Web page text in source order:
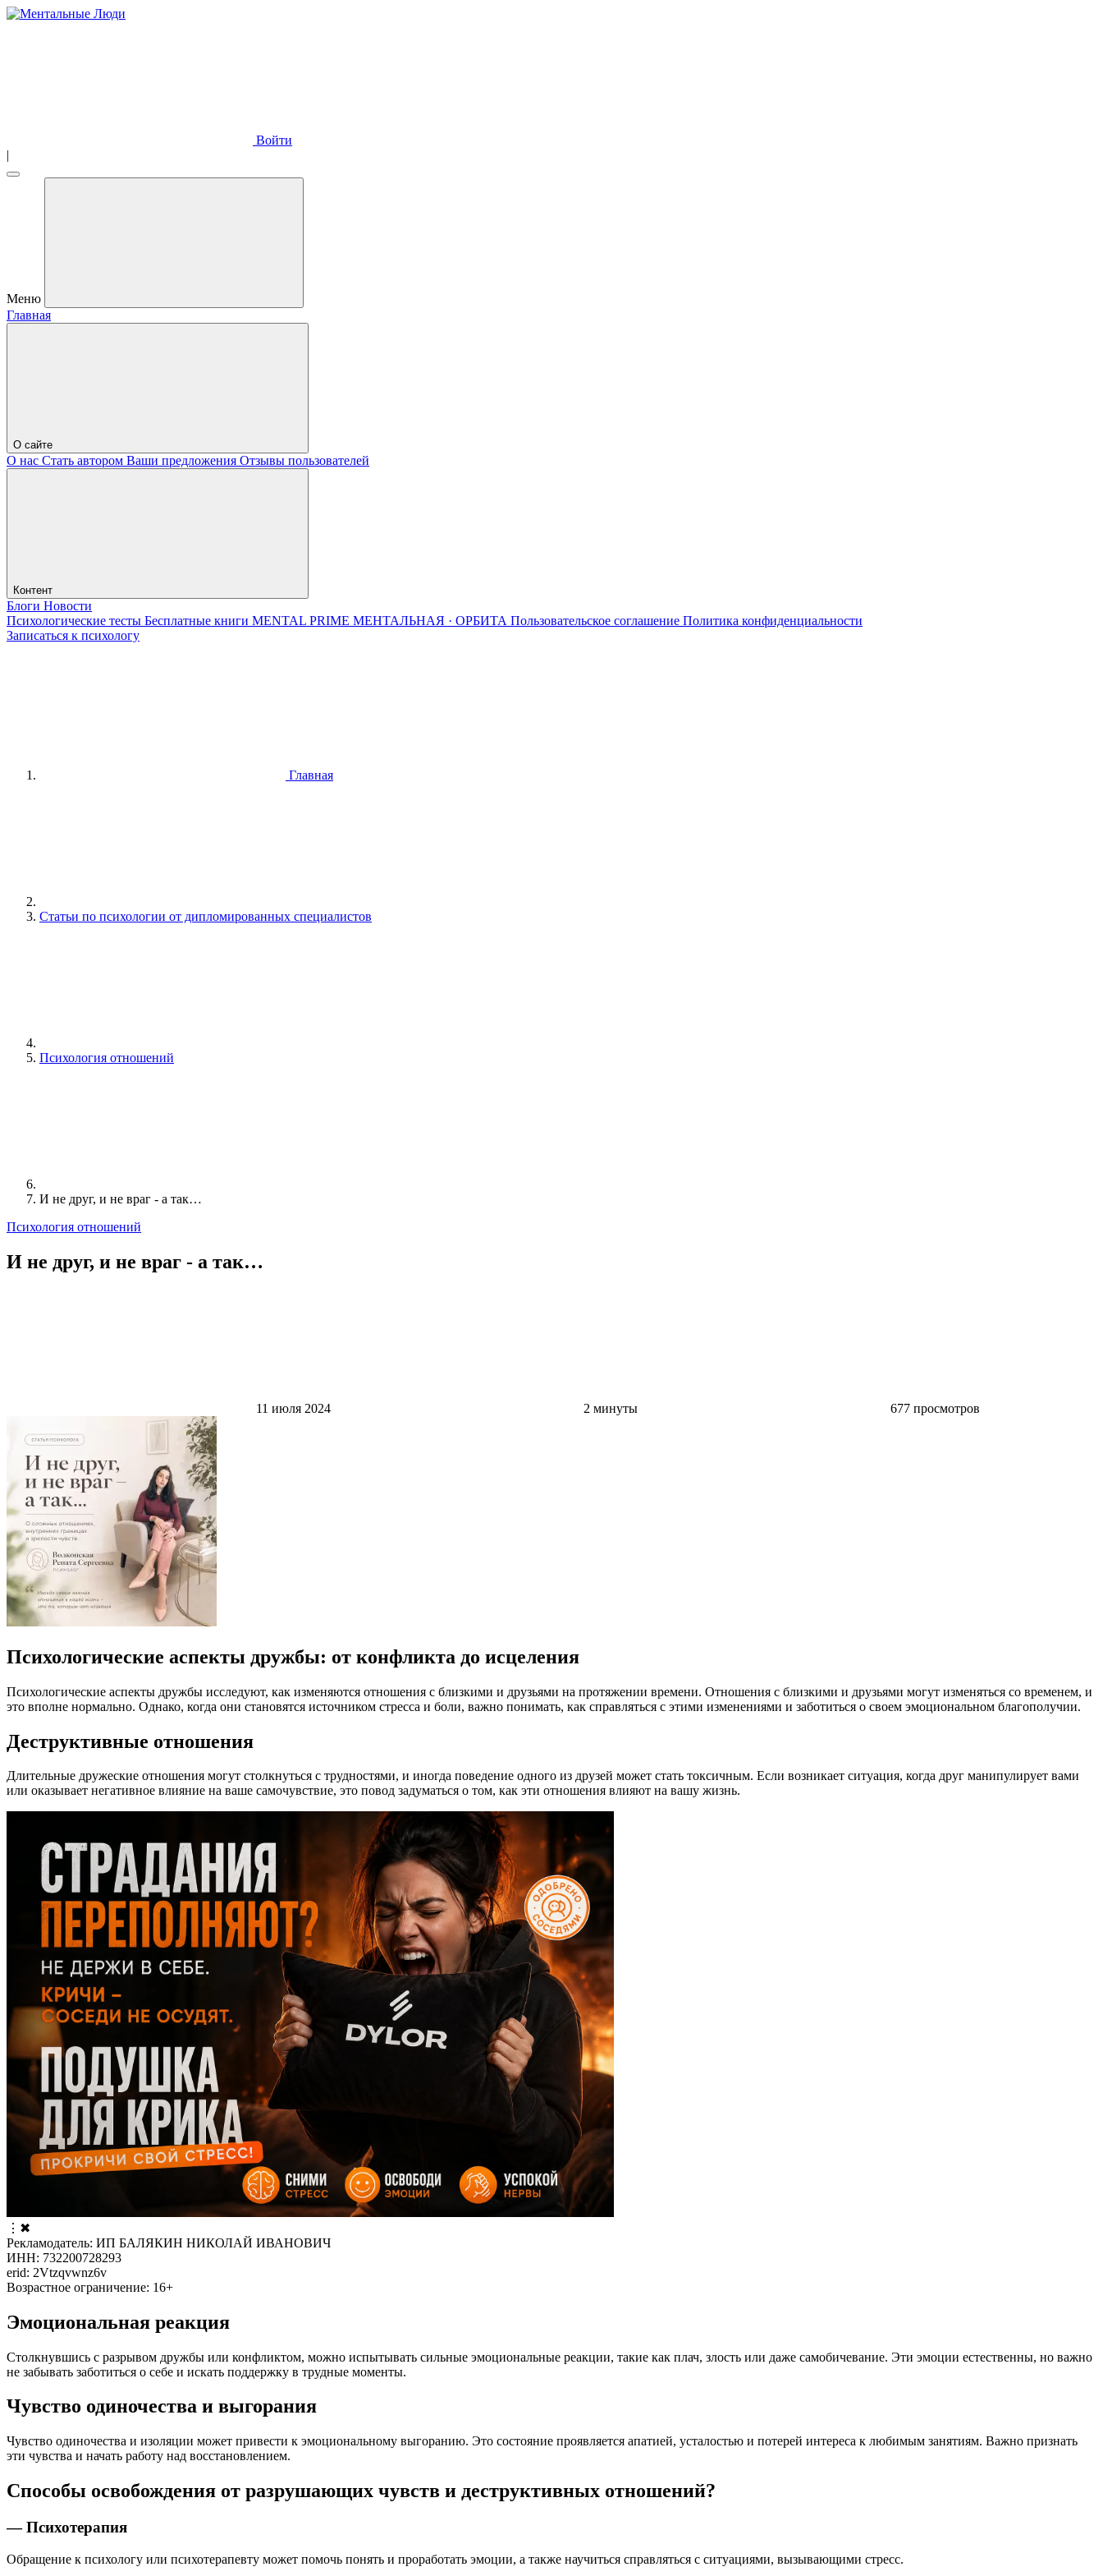
Войти
|
Меню
Главная
О сайте
О нас Стать автором Ваши предложения Отзывы пользователей
Контент
Блоги Новости
Психологические тесты Бесплатные книги MENTAL PRIME МЕНТАЛЬНАЯ · ОРБИТА Пользовательское соглашение Политика конфиденциальности
Записаться к психологу
Главная
Статьи по психологии от дипломированных специалистов
Психология отношений
И не друг, и не враг - а так…
Психология отношений
И не друг, и не враг - а так…
11 июля 2024 2 минуты 677 просмотров
Психологические аспекты дружбы: от конфликта до исцеления
Психологические аспекты дружбы исследуют, как изменяются отношения с близкими и друзьями на протяжении времени. Отношения с близкими и друзьями могут изменяться со временем, и
это вполне нормально. Однако, когда они становятся источником стресса и боли, важно понимать, как справляться с этими изменениями и заботиться о своем эмоциональном благополучии.
Деструктивные отношения
Длительные дружеские отношения могут столкнуться с трудностями, и иногда поведение одного из друзей может стать токсичным. Если возникает ситуация, когда друг манипулирует вами
или оказывает негативное влияние на ваше самочувствие, это повод задуматься о том, как эти отношения влияют на вашу жизнь.
⋮ ✖
Рекламодатель: ИП БАЛЯКИН НИКОЛАЙ ИВАНОВИЧ
ИНН: 732200728293
erid: 2Vtzqvwnz6v
Возрастное ограничение: 16+
Эмоциональная реакция
Столкнувшись с разрывом дружбы или конфликтом, можно испытывать сильные эмоциональные реакции, такие как плач, злость или даже самобичевание. Эти эмоции естественны, но важно
не забывать заботиться о себе и искать поддержку в трудные моменты.
Чувство одиночества и выгорания
Чувство одиночества и изоляции может привести к эмоциональному выгоранию. Это состояние проявляется апатией, усталостью и потерей интереса к любимым занятиям. Важно признать
эти чувства и начать работу над восстановлением.
Способы освобождения от разрушающих чувств и деструктивных отношений?
— Психотерапия
Обращение к психологу или психотерапевту может помочь понять и проработать эмоции, а также научиться справляться с ситуациями, вызывающими стресс.